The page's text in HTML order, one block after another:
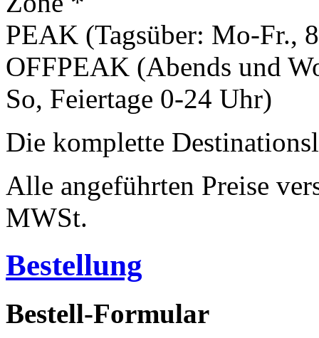
PEAK (Tagsüber: Mo-Fr.,
OFFPEAK (Abends und
So, Feiertage 0-24 Uhr)
Die komplette
Alle angeführten Preise
MWSt.
Bestellung
Bestell-Formular